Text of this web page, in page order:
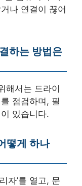
나 연결이 끊어
하는 방법은
해서는 드라이
점검하며, 필
있습니다.
떻게 하나
자’를 열고, 문